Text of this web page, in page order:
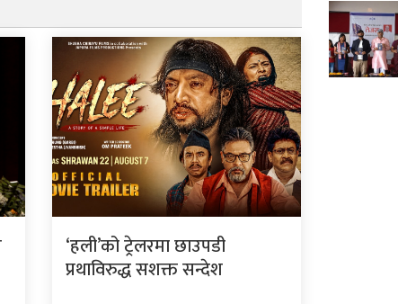
‘हली’को ट्रेलरमा छाउपडी
प्रथाविरुद्ध सशक्त सन्देश